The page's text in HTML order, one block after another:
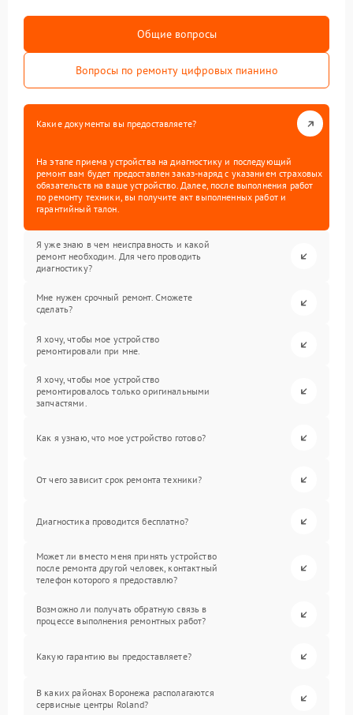
Общие вопросы
Вопросы по ремонту цифровых пианино
Какие документы вы предоставляете?
На этапе приема устройства на диагностику и последующий
ремонт вам будет предоставлен заказ-наряд с указанием страховых
обязательств на ваше устройство. Далее, после выполнения работ
по ремонту техники, вы получите акт выполненных работ и
гарантийный талон.
Я уже знаю в чем неисправность и какой
ремонт необходим. Для чего проводить
диагностику?
Мне нужен срочный ремонт. Сможете
сделать?
Я хочу, чтобы мое устройство
ремонтировали при мне.
Я хочу, чтобы мое устройство
ремонтировалось только оригинальными
запчастями.
Как я узнаю, что мое устройство готово?
От чего зависит срок ремонта техники?
Диагностика проводится бесплатно?
Может ли вместо меня принять устройство
после ремонта другой человек, контактный
телефон которого я предоставлю?
Возможно ли получать обратную связь в
процессе выполнения ремонтных работ?
Какую гарантию вы предоставляете?
В каких районах Воронежа располагаются
сервисные центры Roland?